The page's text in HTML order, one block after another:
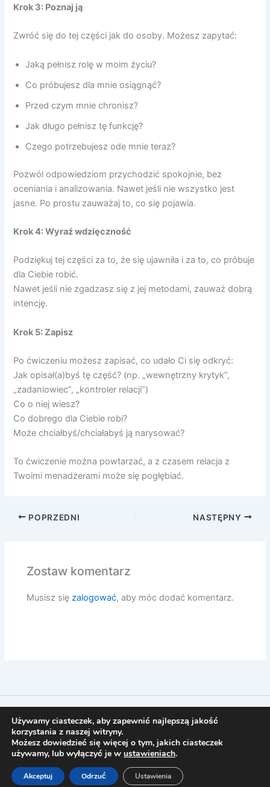
Krok 3: Poznaj ją
Zwróć się do tej części jak do osoby. Możesz zapytać:
Jaką pełnisz rolę w moim życiu?
Co próbujesz dla mnie osiągnąć?
Przed czym mnie chronisz?
Jak długo pełnisz tę funkcję?
Czego potrzebujesz ode mnie teraz?
Pozwól odpowiedziom przychodzić spokojnie, bez
oceniania i analizowania. Nawet jeśli nie wszystko jest
jasne. Po prostu zauważaj to, co się pojawia.
Krok 4: Wyraź wdzięczność
Podziękuj tej części za to, że się ujawniła i za to, co próbuje
dla Ciebie robić.
Nawet jeśli nie zgadzasz się z jej metodami, zauważ dobrą
intencję.
Krok 5: Zapisz
Po ćwiczeniu możesz zapisać, co udało Ci się odkryć:
Jak opisał(a)byś tę część? (np. „wewnętrzny krytyk”,
„zadaniowiec”, „kontroler relacji”)
Co o niej wiesz?
Co dobrego dla Ciebie robi?
Może chciałbyś/chciałabyś ją narysować?
To ćwiczenie można powtarzać, a z czasem relacja z
Twoimi menadżerami może się pogłębiać.
POPRZEDNI NASTĘPNY
Zostaw komentarz
Musisz sięzalogować, aby móc dodać komentarz.
© 2026 KaTherapy
Regulamin
Polityka prywatności
Powered byIT Tiger
Używamy ciasteczek, aby zapewnić najlepszą jakość
korzystania z naszej witryny.
Możesz dowiedzieć się więcej o tym, jakich ciasteczek
używamy, lub wyłączyć je w ustawieniach.
Akceptuj Odrzuć Ustawienia